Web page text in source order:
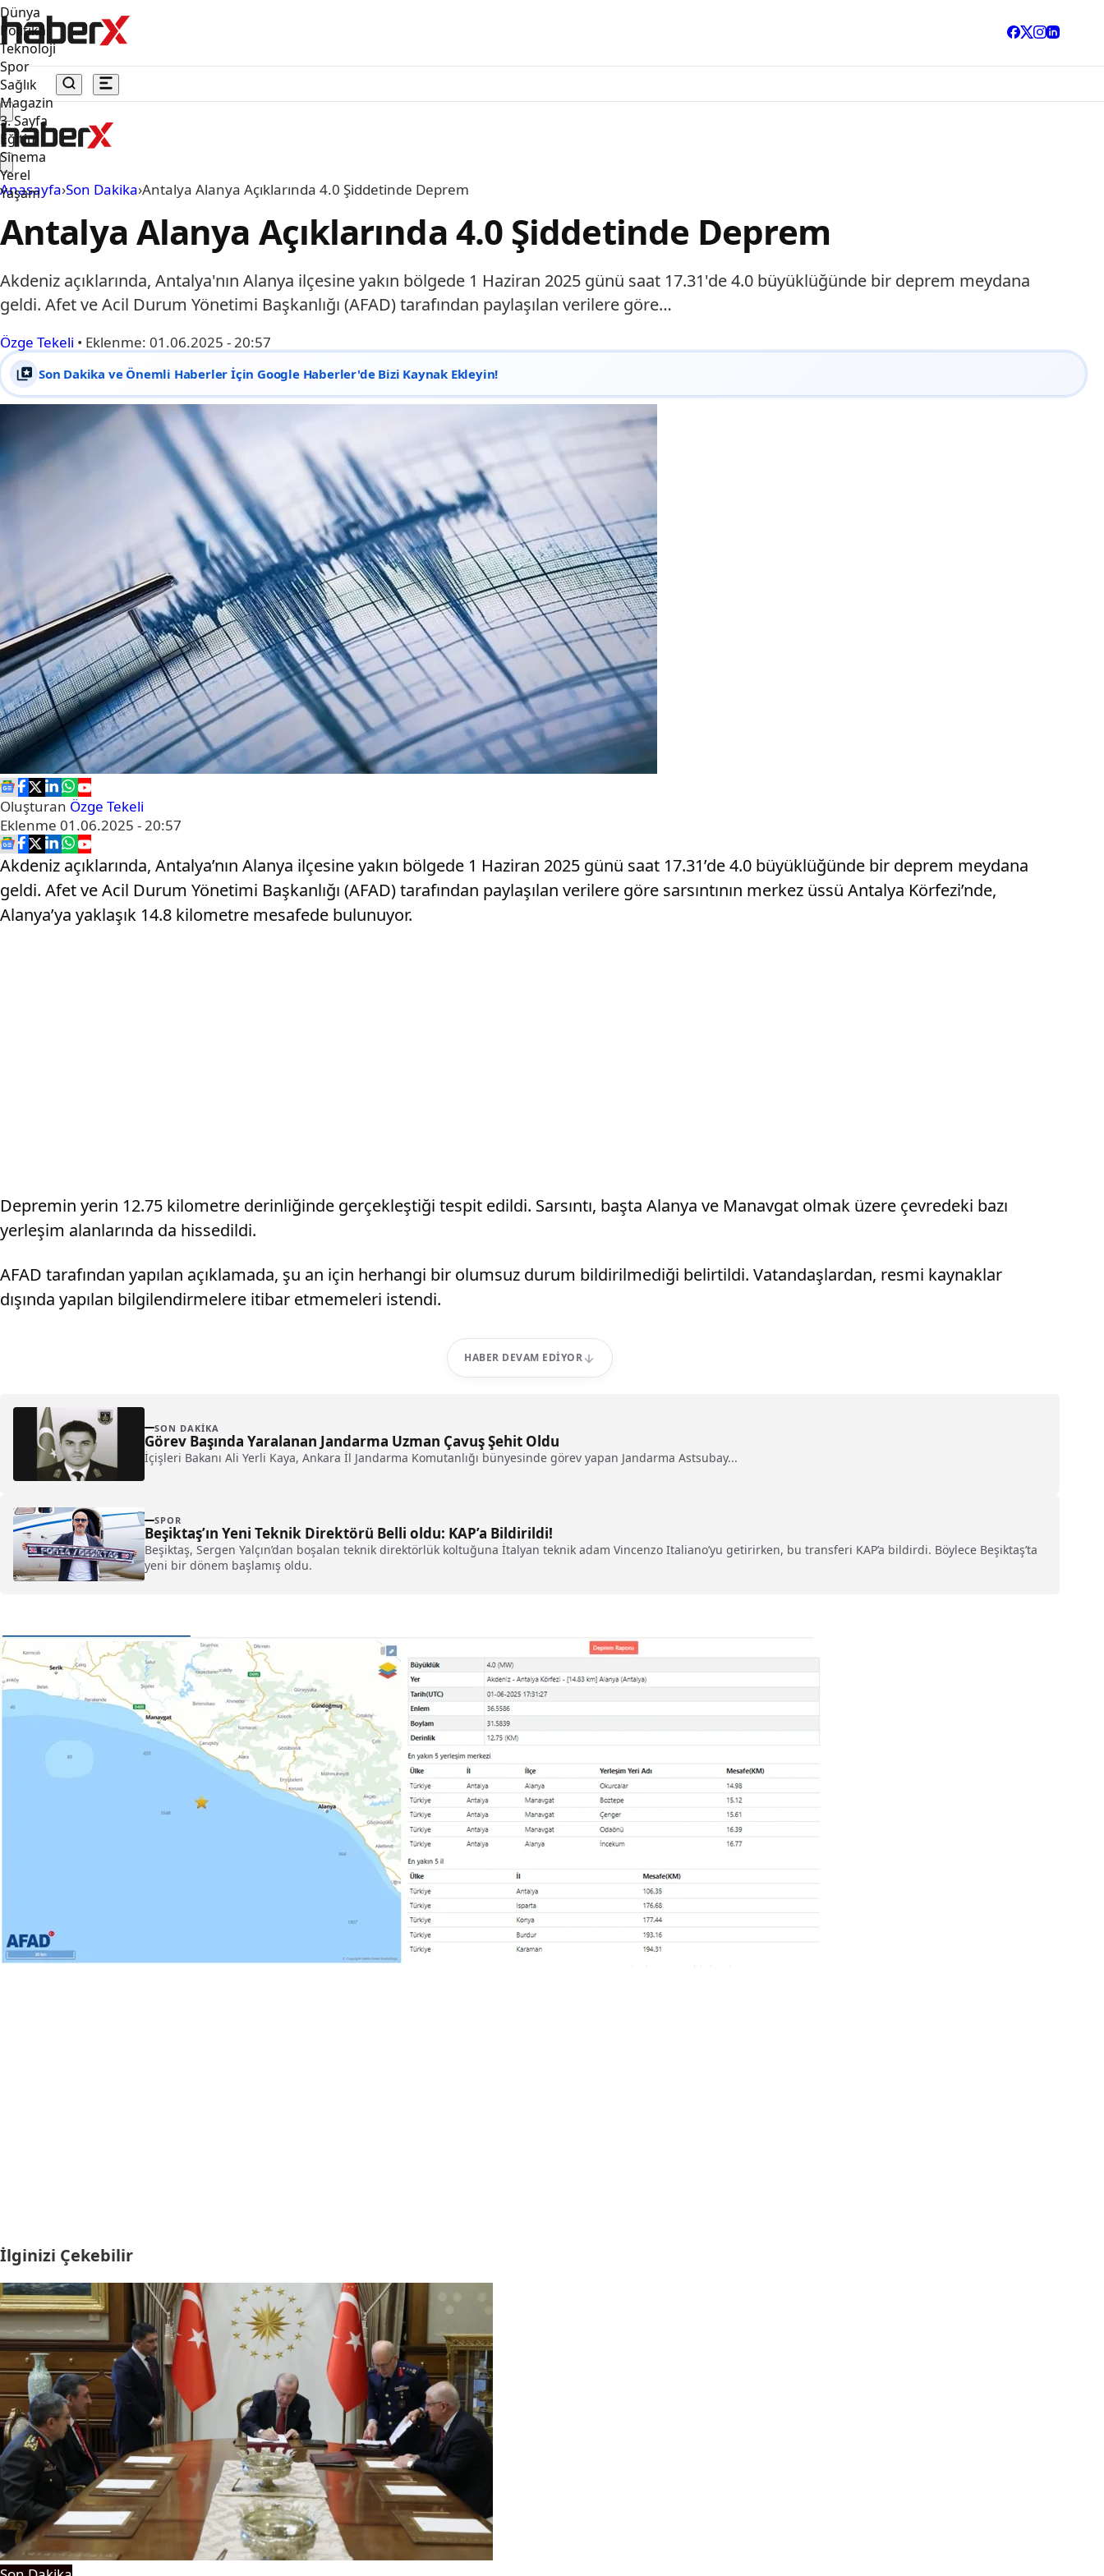
Dünya
Politika
Teknoloji
Spor
Sağlık
Magazin
3. Sayfa
Eğitim
Sinema
Yerel
Yaşam
Anasayfa›Son Dakika›Antalya Alanya Açıklarında 4.0 Şiddetinde Deprem
Antalya Alanya Açıklarında 4.0 Şiddetinde Deprem
Akdeniz açıklarında, Antalya'nın Alanya ilçesine yakın bölgede 1 Haziran 2025 günü saat 17.31'de 4.0 büyüklüğünde bir deprem meydana
geldi. Afet ve Acil Durum Yönetimi Başkanlığı (AFAD) tarafından paylaşılan verilere göre…
Özge Tekeli • Eklenme: 01.06.2025 - 20:57
Son Dakika ve Önemli Haberler İçin Google Haberler'de Bizi Kaynak Ekleyin!
Oluşturan Özge Tekeli
Eklenme 01.06.2025 - 20:57
Akdeniz açıklarında, Antalya’nın Alanya ilçesine yakın bölgede 1 Haziran 2025 günü saat 17.31’de 4.0 büyüklüğünde bir deprem meydana
geldi. Afet ve Acil Durum Yönetimi Başkanlığı (AFAD) tarafından paylaşılan verilere göre sarsıntının merkez üssü Antalya Körfezi’nde,
Alanya’ya yaklaşık 14.8 kilometre mesafede bulunuyor.
Depremin yerin 12.75 kilometre derinliğinde gerçekleştiği tespit edildi. Sarsıntı, başta Alanya ve Manavgat olmak üzere çevredeki bazı
yerleşim alanlarında da hissedildi.
AFAD tarafından yapılan açıklamada, şu an için herhangi bir olumsuz durum bildirilmediği belirtildi. Vatandaşlardan, resmi kaynaklar
dışında yapılan bilgilendirmelere itibar etmemeleri istendi.
HABER DEVAM EDIYOR
SON DAKIKA
Görev Başında Yaralanan Jandarma Uzman Çavuş Şehit Oldu
İçişleri Bakanı Ali Yerli Kaya, Ankara İl Jandarma Komutanlığı bünyesinde görev yapan Jandarma Astsubay...
SPOR
Beşiktaş’ın Yeni Teknik Direktörü Belli oldu: KAP’a Bildirildi!
Beşiktaş, Sergen Yalçın’dan boşalan teknik direktörlük koltuğuna İtalyan teknik adam Vincenzo Italiano’yu getirirken, bu transferi KAP’a bildirdi. Böylece Beşiktaş’ta
yeni bir dönem başlamış oldu.
İlginizi Çekebilir